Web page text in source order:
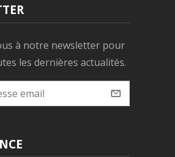
à notre newsletter pour
les dernières actualités.